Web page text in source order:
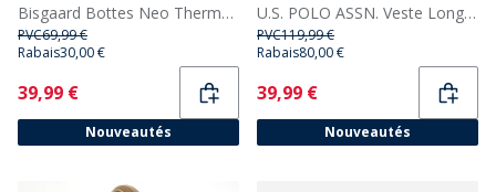
Bisgaard Bottes Neo Thermo Fille Plum
PVC69,99 €
Rabais30,00 €
Current
39,99 €
Nouveautés
U.S. POLO ASSN. Veste Longue Rembourrée Fille Noir
PVC119,99 €
Rabais80,00 €
Current
39,99 €
Nouveautés